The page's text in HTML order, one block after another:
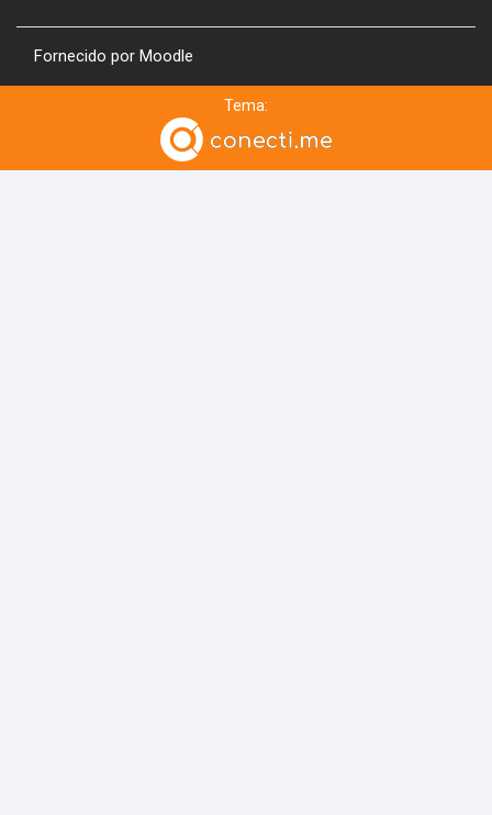
Fornecido por Moodle
Tema: